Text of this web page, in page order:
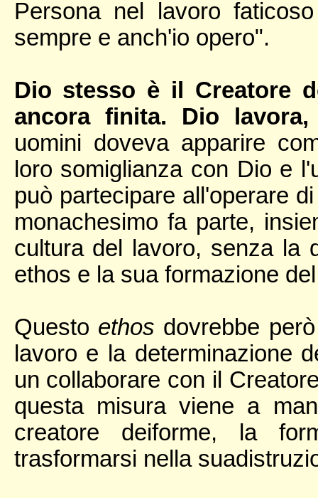
Persona nel lavoro
sempre e anch'io opero".
Dio stesso è il Creatore
ancora finita. Dio lavora,
uomini doveva apparire
loro somiglianza con Dio e
può partecipare all'operare
monachesimo fa parte,
cultura del lavoro, senza la
ethos e la sua formazione
Questo ethos dovrebbe
lavoro e la determinazione
un collaborare con il
questa misura viene a
creatore deiforme, la
trasformarsi nella